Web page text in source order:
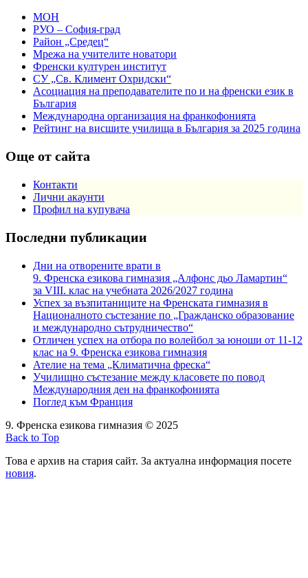
МОН
РУО – София-град
Район „Средец“
Мрежа на учителите новатори
Френски културен институт
СУ „Св. Климент Охридски“
Асоциация на преподавателите по и на френски език в
България
Международна организация на франкофонията
Рейтинг на висшите училища в България за 2025 година
Още от сайта
Контакти
Лични акаунти
Профил на купувача
Последни публикации
Дни на отворените врати в
9. Френска езикова гимназия „Алфонс дьо Ламартин“
за VIII. клас на учебната 2026/2027 година
Успех за възпитаниците на Френската гимназия в
Националното състезание по „Гражданско образование
и международно сътрудничество“
Отличен успех на отбора по волейбол за юноши от 11-12
клас на 9. Френска езикова гимназия
Ателие на тема „Климатична фреска“
Училищно състезание между класовете по повод
Международния ден на франкофонията
Поглед към Франция
9. Френска езикова гимназия © 2025
Back to Top
Това е архив на стария сайт. За актуална информация посете
новия.